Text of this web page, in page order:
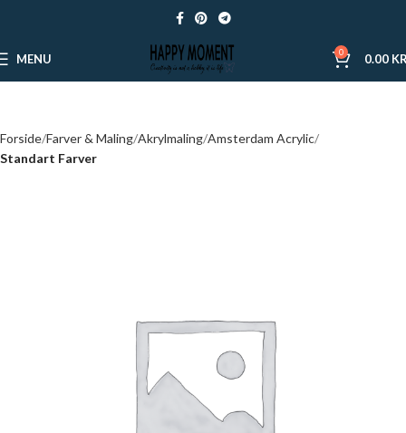
MENU 0 0.00
Forside Farver & Maling Akrylmaling Amsterdam Acrylic
Standart Farver